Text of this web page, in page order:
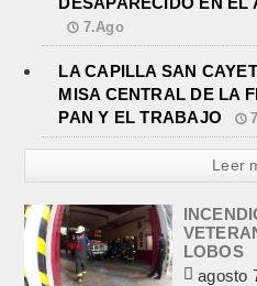
7.Ago
LA CAPILLA SAN
MISA CENTRAL DE LA
PAN Y EL TRABAJO
Leer
LOBOS
agosto